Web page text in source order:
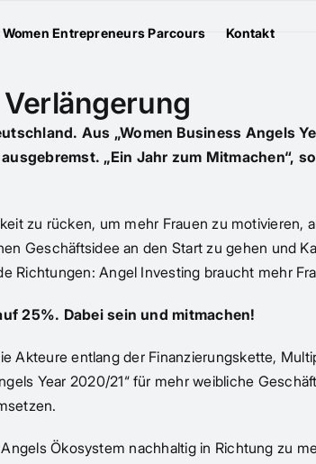
Women Entrepreneurs Parcours Kontakt
Verlängerung
Aus „Women Business Angels
„Ein Jahr zum Mitmachen“,
zu rücken, um mehr Frauen zu motivieren,
Geschäftsidee an den Start zu gehen und
Richtungen: Angel Investing braucht mehr
25%. Dabei sein und mitmachen!
entlang der Finanzierungskette,
Year 2020/21“ für mehr weibliche
Ökosystem nachhaltig in Richtung zu